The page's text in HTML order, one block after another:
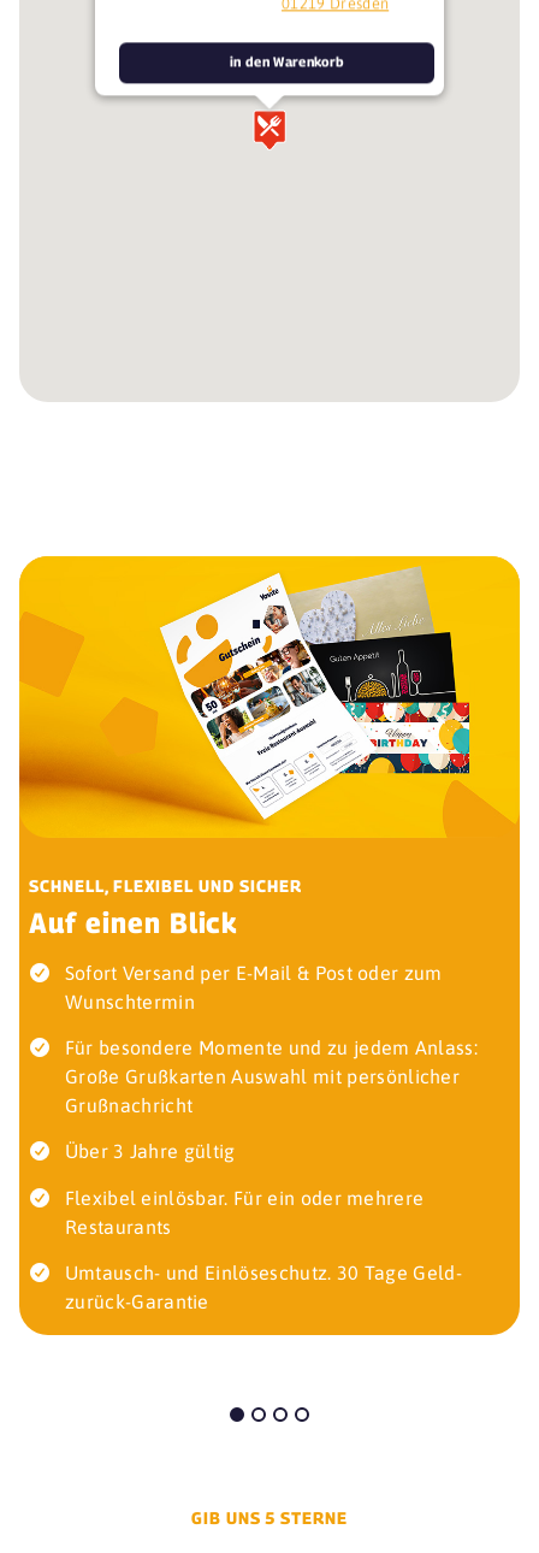
01219 Dresden
in den Warenkorb
SCHNELL, FLEXIBEL UND SICHER
Auf einen Blick
Sofort Versand per E-Mail & Post oder zum
Wunschtermin
Für besondere Momente und zu jedem Anlass:
Große Grußkarten Auswahl mit persönlicher
Grußnachricht
Über 3 Jahre gültig
Flexibel einlösbar. Für ein oder mehrere
Restaurants
Umtausch- und Einlöseschutz. 30 Tage Geld-
zurück-Garantie
GIB UNS 5 STERNE